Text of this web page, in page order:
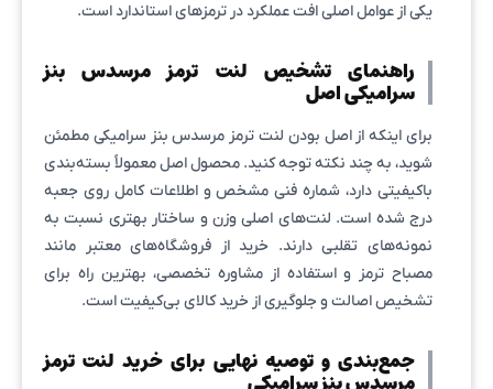
یکی از عوامل اصلی افت عملکرد در ترمزهای استاندارد است.
راهنمای تشخیص لنت ترمز مرسدس بنز
سرامیکی اصل
برای اینکه از اصل بودن لنت ترمز مرسدس بنز سرامیکی مطمئن
شوید، به چند نکته توجه کنید. محصول اصل معمولاً بسته‌بندی
باکیفیتی دارد، شماره فنی مشخص و اطلاعات کامل روی جعبه
درج شده است. لنت‌های اصلی وزن و ساختار بهتری نسبت به
نمونه‌های تقلبی دارند. خرید از فروشگاه‌های معتبر مانند
مصباح ترمز و استفاده از مشاوره تخصصی، بهترین راه برای
تشخیص اصالت و جلوگیری از خرید کالای بی‌کیفیت است.
جمع‌بندی و توصیه نهایی برای خرید لنت ترمز